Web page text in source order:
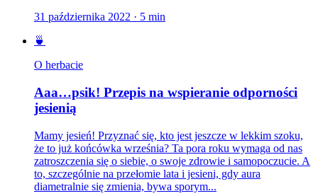
31 października 2022 · 5 min
🍵
O herbacie
Aaa…psik! Przepis na wspieranie odporności
jesienią
Mamy jesień! Przyznać się, kto jest jeszcze w lekkim szoku,
że to już końcówka września? Ta pora roku wymaga od nas
zatroszczenia się o siebie, o swoje zdrowie i samopoczucie. A
to, szczególnie na przełomie lata i jesieni, gdy aura
diametralnie się zmienia, bywa sporym...